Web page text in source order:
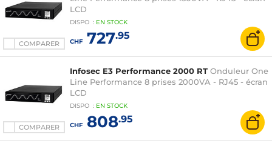
COMPARER
LCD
DISPO : EN STOCK
CHF727.95
COMPARER
Infosec E3 Performance 2000 RT Onduleur One
Line Performance 8 prises 2000VA - RJ45 - écran
LCD
DISPO : EN STOCK
CHF808.95